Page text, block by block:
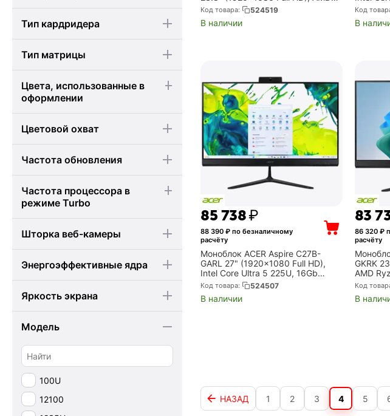
Ryzen AI 5 330, 16Gb DDR5,
512Gb SSD, Radeon 820M,
Windows 11 Home, чёрный...
Код товара: 524519
В наличии
DDR5,
без ОС,
Код
В
85 738₽
88 390 ₽ по безналичному
расчёту
Моноблок ACER Aspire C27B-
GARL 27" (1920x1080 Full HD),
Intel Core Ultra 5 225U, 16Gb
DDR5, 512Gb SSD, Intel Graphics,
без ОС, чёрный (DQ.BT0CD.002)
Код товара: 524507
В наличии
83
86 320₽
расчёту
GKRK
AMD
512Gb
ОС,
Код
В
НАЗАД 1 2 3 4 5
Тип кардридера
Тип матрицы
Цвета, использованные в
оформлении
Цветовой охват
Частота обновления
Частота процессора в
режиме Turbo
Шторка веб-камеры
Энергоэффективные ядра
Яркость экрана
Модель
100U
12100